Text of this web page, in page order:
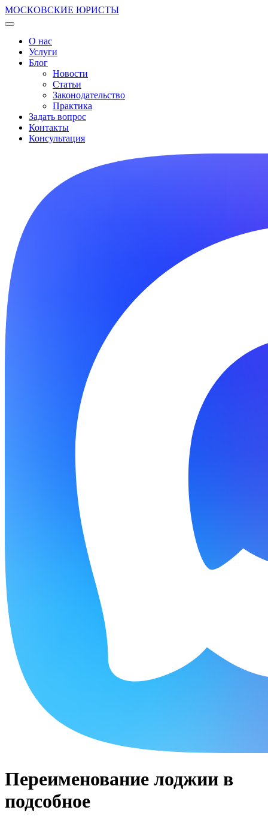
МОСКОВСКИЕ ЮРИСТЫ
О нас
Услуги
Блог
Новости
Статьи
Законодательство
Практика
Задать вопрос
Контакты
Консультация
Переименование лоджии в
подсобное